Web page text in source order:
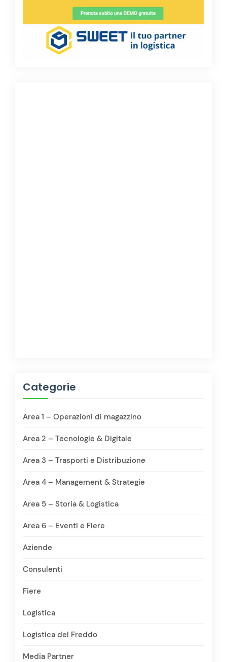
Categorie
Area 1 – Operazioni di magazzino
Area 2 – Tecnologie & Digitale
Area 3 – Trasporti e Distribuzione
Area 4 – Management & Strategie
Area 5 – Storia & Logistica
Area 6 – Eventi e Fiere
Aziende
Consulenti
Fiere
Logistica
Logistica del Freddo
Media Partner